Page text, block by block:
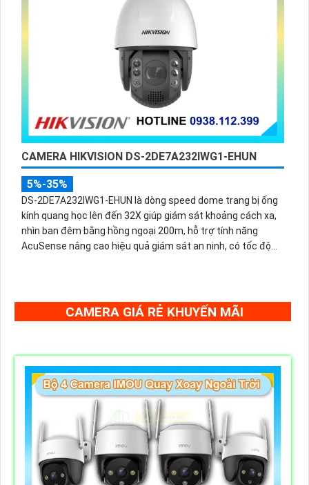
CAMERA HIKVISION DS-2DE7A232IWG1-EHUN
5%-35%
DS-2DE7A232IWG1-EHUN là dòng speed dome trang bị ống
kính quang học lên đến 32X giúp giám sát khoảng cách xa,
nhìn ban đêm bằng hồng ngoại 200m, hỗ trợ tính năng
AcuSense nâng cao hiệu quả giám sát an ninh, có tốc độ
CAMERA GIÁ RẺ KHUYẾN MÃI